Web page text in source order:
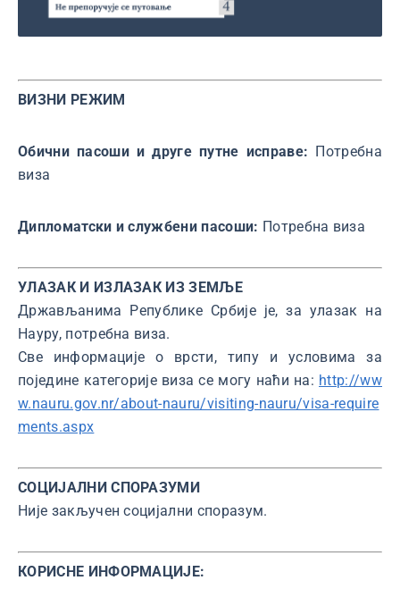
ВИЗНИ РЕЖИМ
Обични пасоши и друге путне исправе:
Потребна
виза
Дипломатски и службени пасоши: Потребна виза
УЛАЗАК И ИЗЛАЗАК ИЗ ЗЕМЉЕ
Држављанима Републике Србије је, за улазак на
Науру, потребна виза.
Све информације о врсти, типу и условима за
поједине категорије виза се могу наћи на: http://ww
w.nauru.gov.nr/about-nauru/visiting-nauru/visa-require
ments.aspx
СОЦИЈАЛНИ СПОРАЗУМИ
Није закључен социјални споразум.
КОРИСНЕ ИНФОРМАЦИЈЕ: